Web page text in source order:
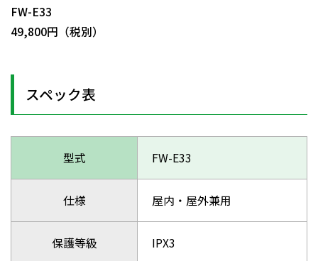
FW-E33
49,800円（税別）
スペック表
型式 FW-E33
仕様 屋内・屋外兼用
保護等級 IPX3